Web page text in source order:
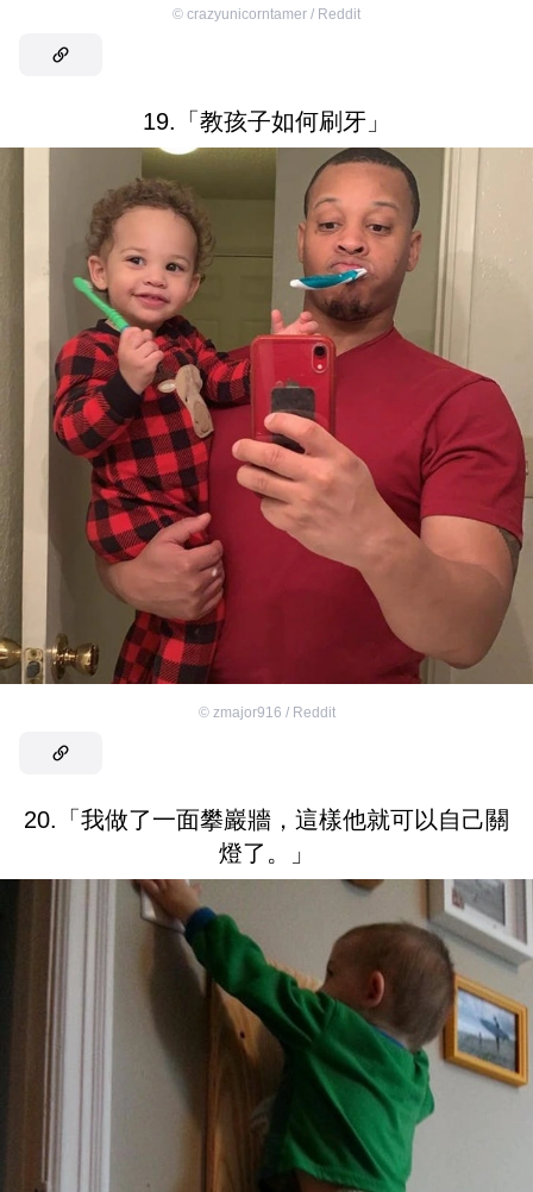
© crazyunicorntamer / Reddit
19.「教孩子如何刷牙」
© zmajor916 / Reddit
20.「我做了一面攀巖牆，這樣他就可以自己關
燈了。」